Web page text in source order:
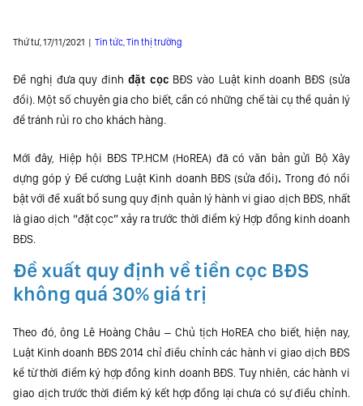
Thứ tư, 17/11/2021 | Tin tức, Tin thị trường
Đề nghị đưa quy đinh đặt cọc BĐS vào Luật kinh doanh BĐS (sửa
đổi). Một số chuyên gia cho biết, cần có những chế tài cụ thể quản lý
để tránh rủi ro cho khách hàng.
Mới đây, Hiệp hội BĐS TP.HCM (HoREA) đã có văn bản gửi Bộ Xây
dựng góp ý Đề cương Luật Kinh doanh BĐS (sửa đổi). Trong đó nổi
bật với đề xuất bổ sung quy định quản lý hành vi giao dịch BĐS, nhất
là giao dịch “đặt cọc” xảy ra trước thời điểm ký Hợp đồng kinh doanh
BĐS.
Đề xuất quy định về tiền cọc BĐS
không quá 30% giá trị
Theo đó, ông Lê Hoàng Châu – Chủ tịch HoREA cho biết, hiện nay,
Luật Kinh doanh BĐS 2014 chỉ điều chỉnh các hành vi giao dịch BĐS
kể từ thời điểm ký hợp đồng kinh doanh BĐS. Tuy nhiên, các hành vi
giao dịch trước thời điểm ký kết hợp đồng lại chưa có sự điều chỉnh.